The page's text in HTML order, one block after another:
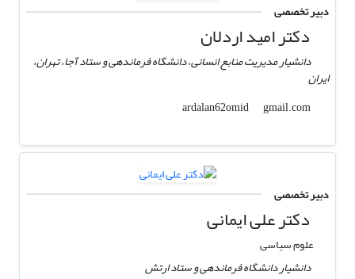
دبیر تخصصی
دکتر امید اردلان
دانشیار مدیریت منابع انسانی، دانشگاه فرماندهی و ستاد آجا، تهران،
ایران
ardalan62omid
gmail.com
دبیر تخصصی
دکتر علی ایمانی
علوم سیاسی
دانشیار دانشگاه فرماندهی و ستاد ارتش